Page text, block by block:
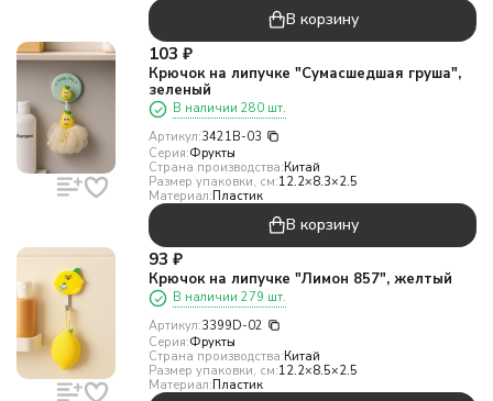
В корзину
103 ₽
Крючок на липучке "Сумасшедшая груша",
зеленый
В наличии 280 шт.
Артикул:3421B-03
Серия:Фрукты
Страна производства:Китай
Размер упаковки, см:12.2×8.3×2.5
Материал:Пластик
В корзину
93 ₽
Крючок на липучке "Лимон 857", желтый
В наличии 279 шт.
Артикул:3399D-02
Серия:Фрукты
Страна производства:Китай
Размер упаковки, см:12.2×8.5×2.5
Материал:Пластик